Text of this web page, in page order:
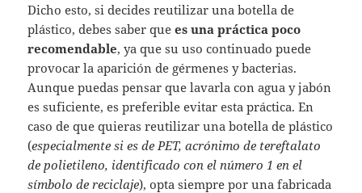
Dicho esto, si decides reutilizar una botella de
plástico, debes saber quees una práctica poco
recomendable, ya que su uso continuado puede
provocar la aparición de gérmenes y bacterias.
Aunque puedas pensar que lavarla con agua y jabón
es suficiente, es preferible evitar esta práctica. En
caso de que quieras reutilizar una botella de plástico
(especialmente si es de PET, acrónimo de tereftalato
de polietileno, identificado con el número 1 en el
símbolo de reciclaje), opta siempre por una fabricada